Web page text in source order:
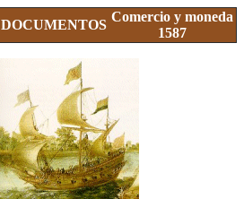
DOCUMENTOS
Comercio y moneda
1587